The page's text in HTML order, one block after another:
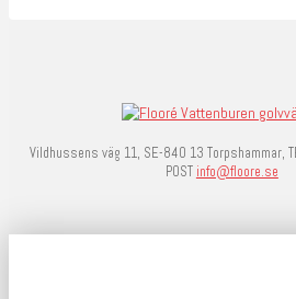
Vildhussens väg 11, SE-840 13 Torpshammar,
POST info@floore.se